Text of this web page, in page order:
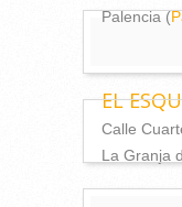
Palencia (
EL
Calle
La Granja